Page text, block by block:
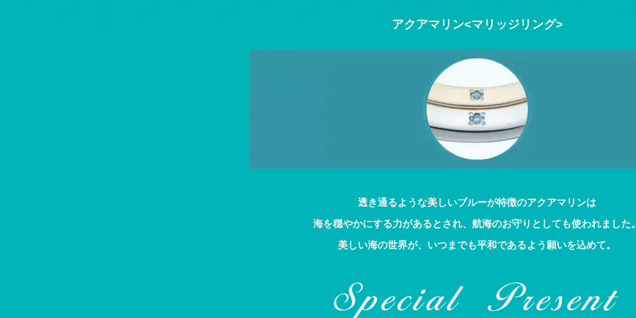
アクアマリン<マリッジリング>
透き通るような美しいブルーが特徴のアクアマリンは
海を穏やかにする力があるとされ、航海のお守りとしても使われました
美しい海の世界が、いつまでも平和であるよう願いを込めて。